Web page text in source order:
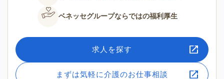
ベネッセグループならではの福利厚生
求人を探す
まずは気軽に介護のお仕事相談